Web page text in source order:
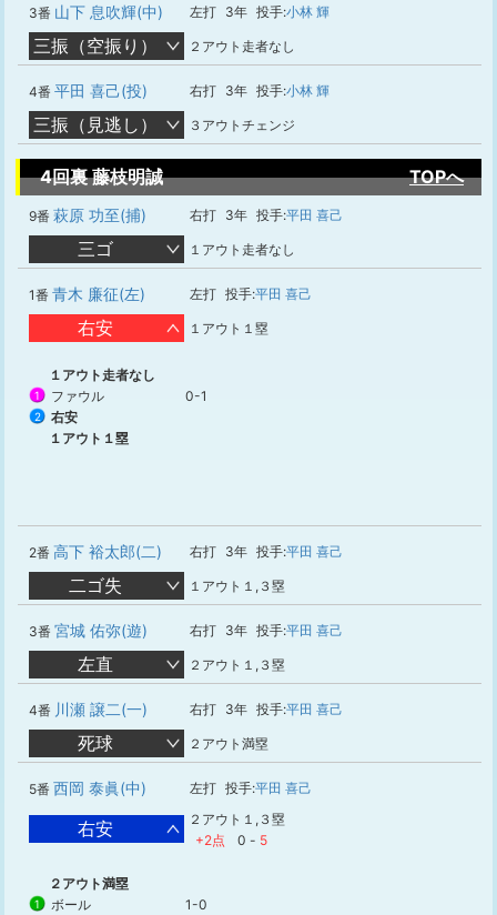
3番 山下 息吹輝(中) 左打 3年 投手:小林 輝
三振（空振り） ２アウト走者なし
4番 平田 喜己(投) 右打 3年 投手:小林 輝
三振（見逃し） ３アウトチェンジ
4回裏 藤枝明誠 TOPへ
9番 萩原 功至(捕) 右打 3年 投手:平田 喜己
三ゴ １アウト走者なし
1番 青木 廉征(左) 左打 投手:平田 喜己
右安 １アウト１塁
１アウト走者なし
1 ファウル 0-1
2
右安
１アウト１塁
2番 高下 裕太郎(二) 右打 3年 投手:平田 喜己
二ゴ失 １アウト１,３塁
3番 宮城 佑弥(遊) 右打 3年 投手:平田 喜己
左直 ２アウト１,３塁
4番 川瀬 譲二(一) 右打 3年 投手:平田 喜己
死球 ２アウト満塁
5番 西岡 泰眞(中) 左打 投手:平田 喜己
右安
２アウト１,３塁
+2点
0 - 5
２アウト満塁
1 ボール 1-0